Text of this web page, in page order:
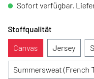
Sofort verfügbar,
Stoffqualität
Canvas
Jersey
Summersweat (French